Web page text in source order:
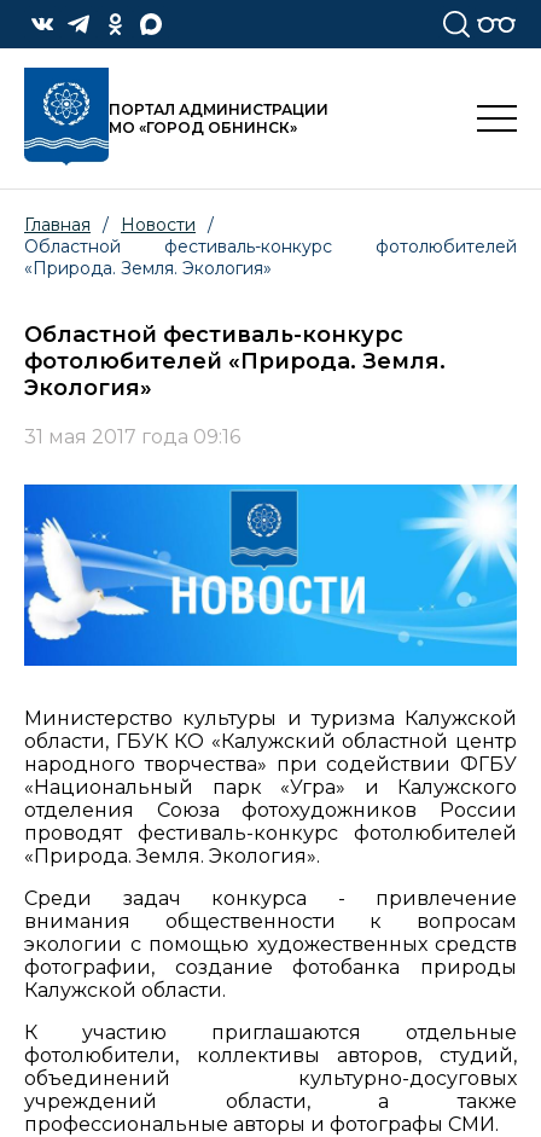
ПОРТАЛ АДМИНИСТРАЦИИ
МО «ГОРОД ОБНИНСК»
Главная / Новости
/
Областной фестиваль-конкурс фотолюбителей
«Природа. Земля. Экология»
Областной фестиваль-конкурс
фотолюбителей «Природа. Земля.
Экология»
31 мая 2017 года 09:16
Министерство культуры и туризма Калужской
области, ГБУК КО «Калужский областной центр
народного творчества» при содействии ФГБУ
«Национальный парк «Угра» и Калужского
отделения Союза фотохудожников России
проводят фестиваль-конкурс фотолюбителей
«Природа. Земля. Экология».
Среди задач конкурса - привлечение
внимания общественности к вопросам
экологии с помощью художественных средств
фотографии, создание фотобанка природы
Калужской области.
К участию приглашаются отдельные
фотолюбители, коллективы авторов, студий,
объединений культурно-досуговых
учреждений области, а также
профессиональные авторы и фотографы СМИ.